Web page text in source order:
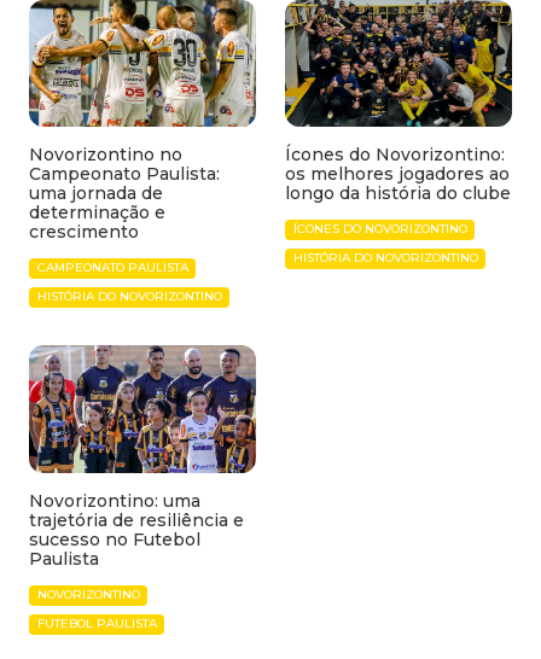
Novorizontino no
Campeonato Paulista:
uma jornada de
determinação e
crescimento
CAMPEONATO PAULISTA
HISTÓRIA DO NOVORIZONTINO
Ícones do Novorizontino:
os melhores jogadores ao
longo da história do clube
ÍCONES DO NOVORIZONTINO
HISTÓRIA DO NOVORIZONTINO
Novorizontino: uma
trajetória de resiliência e
sucesso no Futebol
Paulista
NOVORIZONTINO
FUTEBOL PAULISTA